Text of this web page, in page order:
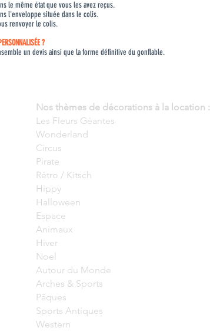
le même état que vous les avez reçus.
l'enveloppe située dans le colis.
renvoyer le colis.
?
un devis ainsi que la forme définitive du gonflable.
Nos thèmes de décorations à la location :
Les Fleurs Géantes
Wonderland
Circus
Pirate
Rétro / Kitsch
Hippy
Halloween
Espace
Animaux
Hiver
Noel
Autour du Monde
Arches & Sports
Pâques
Sports Antiques
Western